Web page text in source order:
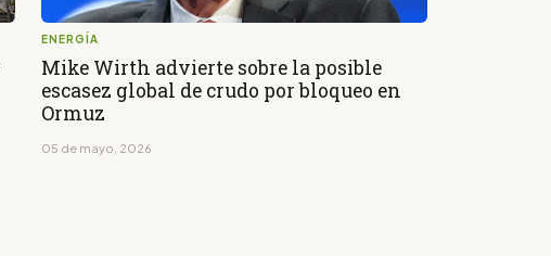
ENERGÍA
Mike Wirth advierte sobre la posible
escasez global de crudo por bloqueo en
Ormuz
05 de mayo, 2026